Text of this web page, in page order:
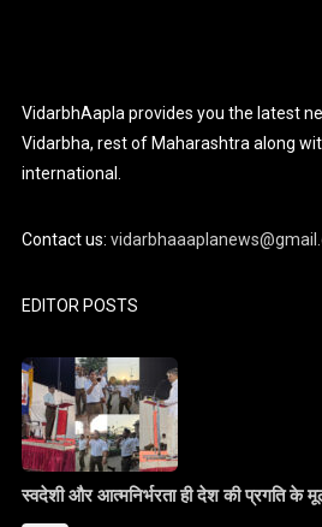
VidarbhAapla provides you the latest
Vidarbha, rest of Maharashtra along
international.
Contact us:
EDITOR POSTS
स्वदेशी और आत्मनिर्भरता ही देश की प्रगति के